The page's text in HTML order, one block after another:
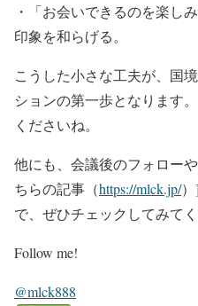
・「お会いできるのを楽し
印象を和らげる。
こうした小さな工夫が、国
ションの第一歩となります
くださいね。
他にも、会議後のフォロー
ちらの記事（https://mlck.jp/
で、ぜひチェックしてみてく
Follow me!
@mlck888